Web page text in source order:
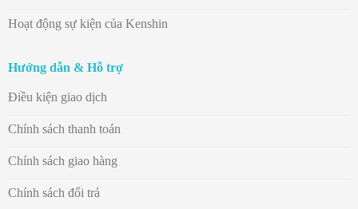
Hoạt động sự kiện của Kenshin
Hướng dẫn & Hỗ trợ
Điều kiện giao dịch
Chính sách thanh toán
Chính sách giao hàng
Chính sách đổi trả